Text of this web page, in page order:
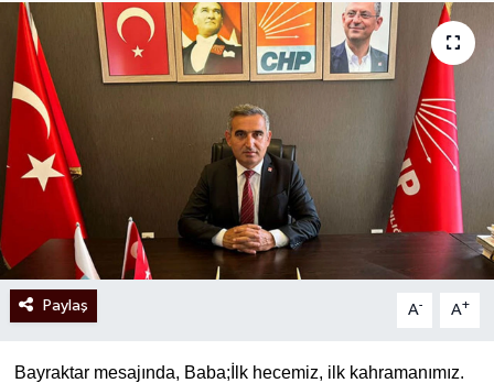
Paylaş A- A+
Bayraktar mesajında, Baba;İlk hecemiz, ilk kahramanımız.